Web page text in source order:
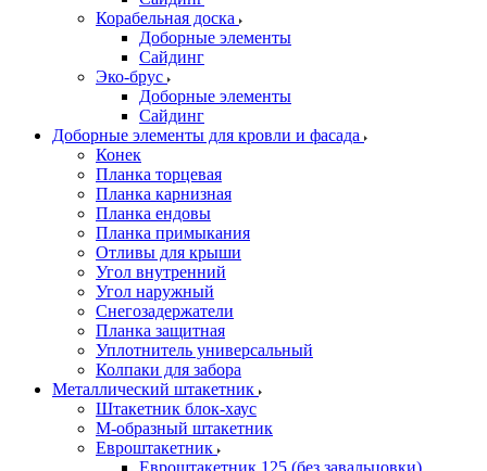
Корабельная доска
Доборные элементы
Сайдинг
Эко-брус
Доборные элементы
Сайдинг
Доборные элементы для кровли и фасада
Конек
Планка торцевая
Планка карнизная
Планка ендовы
Планка примыкания
Отливы для крыши
Угол внутренний
Угол наружный
Снегозадержатели
Планка защитная
Уплотнитель универсальный
Колпаки для забора
Металлический штакетник
Штакетник блок-хаус
М-образный штакетник
Евроштакетник
Евроштакетник 125 (без завальцовки)